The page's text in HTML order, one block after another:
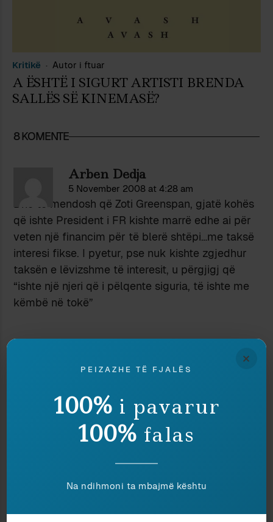
Kritikë Autor i ftuar
A ËSHTË I SIGURT ARTISTI BRENDA
SALLËS SË KINEMASË?
8 KOMENTE
Arben Dedja
5 November 2008 at 4:28 am
Dhe të mendosh që Zoti Greenspan, gjatë kohës
që ishte President i FR kishte marrë edhe ai për
veten një financim për të blerë shtëpi…me taksë
interesi fikse. I pyetur, pse nuk kishte zgjedhur
taksën e lëvizshme të interesit, u përgjigj që
“ishte një njeri që i pëlqente siguria, të ishte me
këmbë në tokë”
vetulluesja
Kjo eshte e pagelltitshme. Si ka mundesi qe
anomalia ishte shume e qarte per njerez te
thjeshte dhe jo per zotin Greenspan. Me cudit
sikur te ishte nje rrufe ne qiell te paster, me
duket nje genjeshter me bisht.
aremeve te shkaterimit tne mase ne Irak.
×
PEIZAZHE TË FJALËS
100% i pavarur
100% falas
Na ndihmoni ta mbajmë kështu